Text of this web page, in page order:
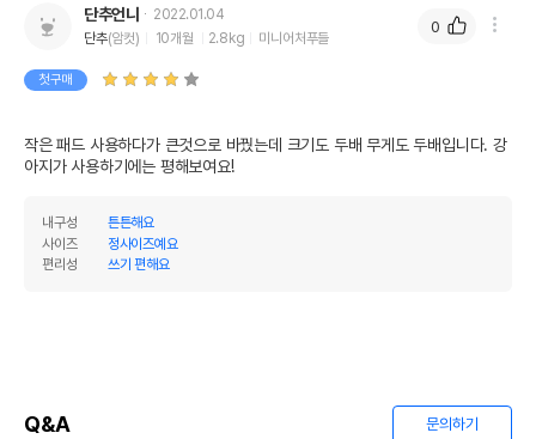
단추언니
2022.01.04
단추(암컷) 10개월 2.8kg 미니어처푸들
첫구매
작은 패드 사용하다가 큰것으로 바꿨는데 크기도 두배 무게도 두배입니다. 강
아지가 사용하기에는 평해보여요!
내구성
튼튼해요
사이즈
정사이즈예요
편리성
쓰기 편해요
0
Q&A 문의하기